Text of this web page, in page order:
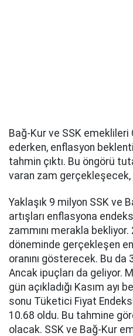
Bağ-Kur ve SSK emeklileri
ederken, enflasyon
tahmin çıktı. Bu öngörü
varan zam gerçekleşecek,
Yaklaşık 9 milyon SSK ve
artışları enflasyona
zammını merakla bekliyor.
döneminde gerçekleşen
oranını gösterecek. Bu
Ancak ipuçları da geliyor.
gün açıkladığı Kasım ayı
sonu Tüketici Fiyat
10.68 oldu. Bu tahmine
olacak. SSK ve Bağ-Kur